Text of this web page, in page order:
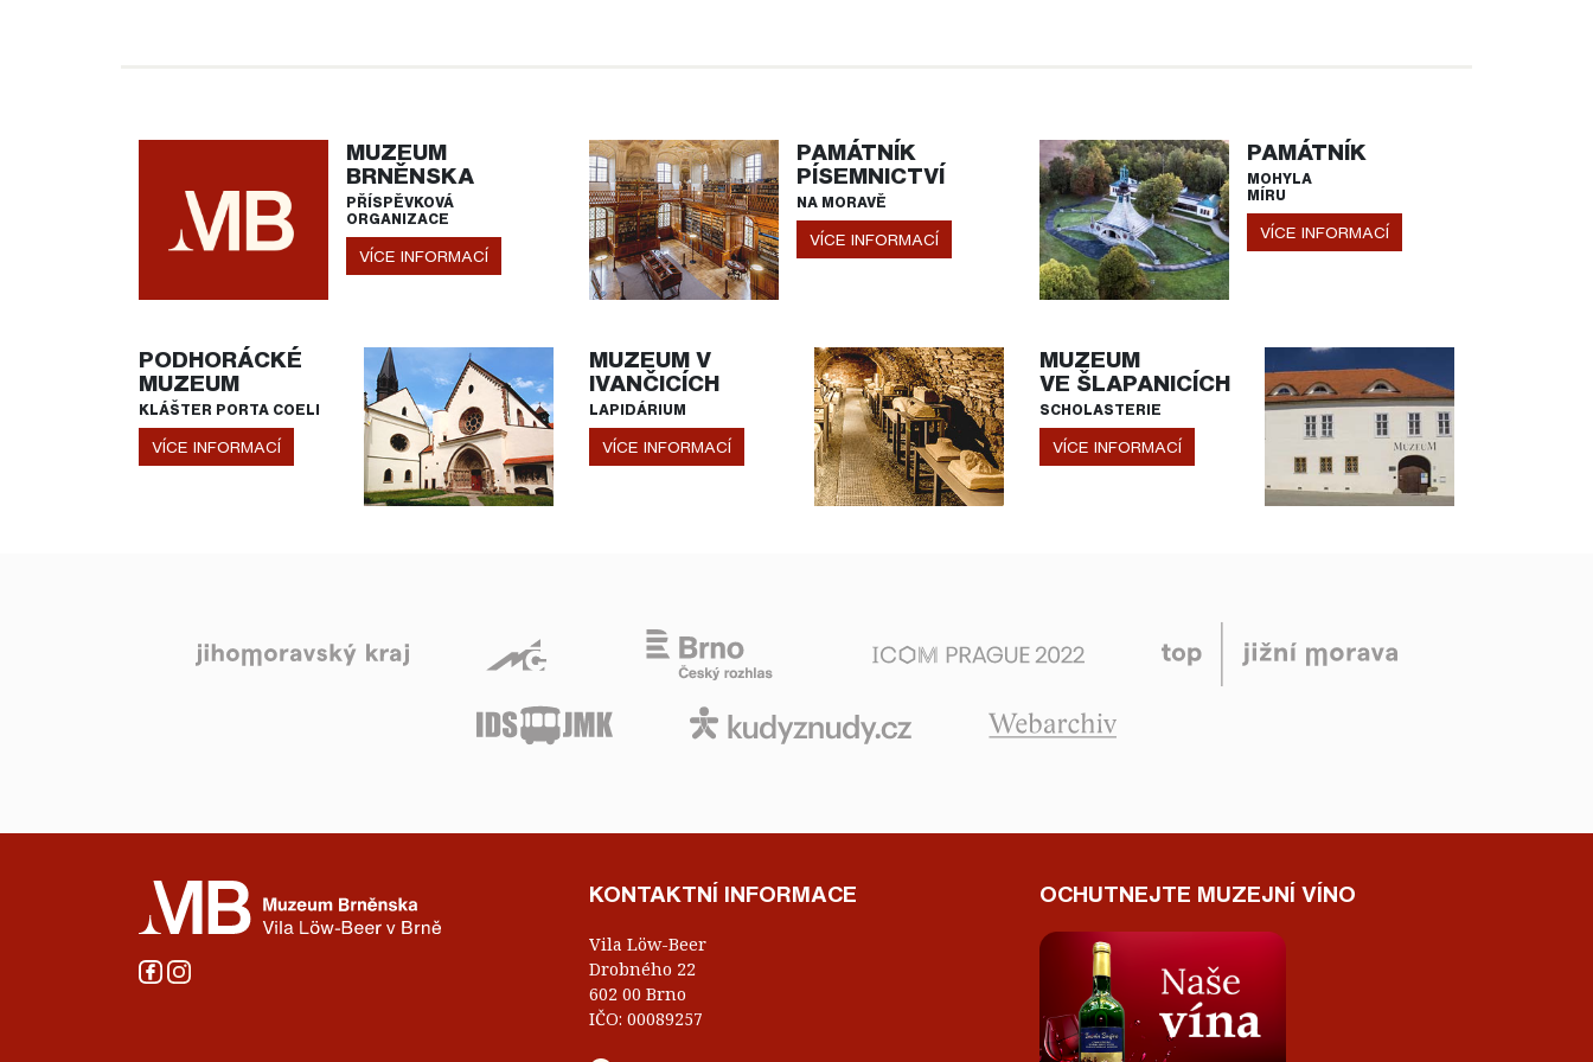
MUZEUM
BRNĚNSKA
PŘÍSPĚVKOVÁ
ORGANIZACE
VÍCE INFORMACÍ
PAMÁTNÍK
PÍSEMNICTVÍ
NA MORAVĚ
VÍCE INFORMACÍ
PAMÁTNÍK
MOHYLA
MÍRU
VÍCE INFORMACÍ
PODHORÁCKÉ
MUZEUM
KLÁŠTER PORTA COELI
VÍCE INFORMACÍ
MUZEUM V
IVANČICÍCH
LAPIDÁRIUM
VÍCE INFORMACÍ
MUZEUM
VE ŠLAPANICÍCH
SCHOLASTERIE
VÍCE INFORMACÍ
KONTAKTNÍ INFORMACE
Vila Löw-Beer
Drobného 22
602 00 Brno
IČO: 00089257
OCHUTNEJTE MUZEJNÍ VÍNO